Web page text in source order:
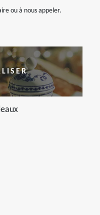
ou à nous appeler.